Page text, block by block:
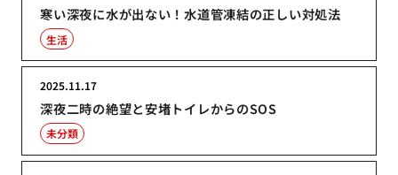
寒い深夜に水が出ない！水道管凍結の正しい対処法
生活
深夜二時の絶望と安堵トイレからのSOS
2025.11.17
未分類